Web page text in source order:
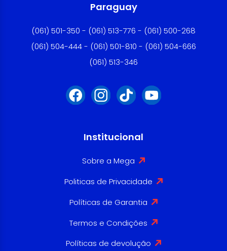
Paraguay
(061) 501-350 - (061) 513-776 - (061) 500-268
(061) 504-444 - (061) 501-810 - (061) 504-666
(061) 513-346
Institucional
Sobre a Mega
Politicas de Privacidade
Políticas de Garantia
Termos e Condições
Políticas de devolução